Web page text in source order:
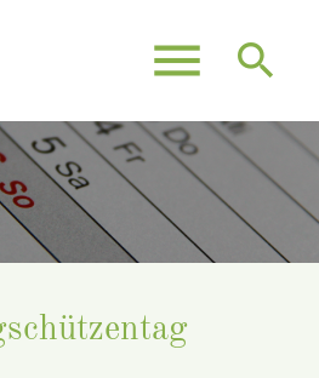
menu search
SUCHEN